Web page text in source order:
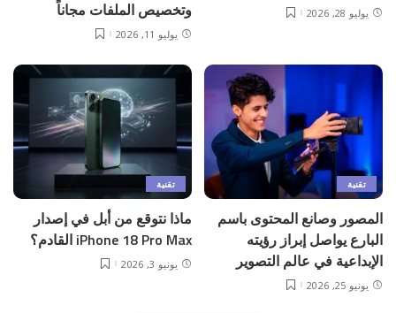
يوليو 28, 2026 وتخصيص الملفات مجاناً
يوليو 11, 2026
تقنية
المصور وصانع المحتوى باسم
البارع يواصل إبراز رؤيته
الإبداعية في عالم التصوير
يونيو 25, 2026
تقنية
ماذا نتوقع من أبل في إصدار
iPhone 18 Pro Max القادم؟
يونيو 3, 2026